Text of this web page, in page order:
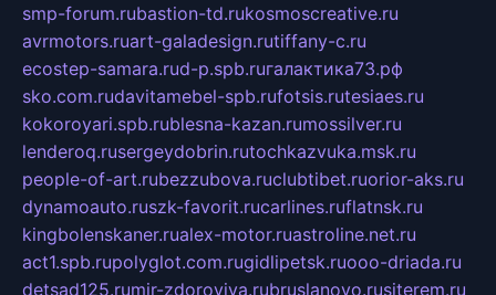
smp-forum.rubastion-td.rukosmoscreative.ru
avrmotors.ruart-galadesign.rutiffany-c.ru
ecostep-samara.rud-p.spb.ruгалактика73.рф
sko.com.rudavitamebel-spb.rufotsis.rutesiaes.ru
kokoroyari.spb.rublesna-kazan.rumossilver.ru
lenderoq.rusergeydobrin.rutochkazvuka.msk.ru
people-of-art.rubezzubova.ruclubtibet.ruorior-aks.ru
dynamoauto.ruszk-favorit.rucarlines.ruflatnsk.ru
kingbolenskaner.rualex-motor.ruastroline.net.ru
act1.spb.rupolyglot.com.rugidlipetsk.ruooo-driada.ru
detsad125.rumir-zdoroviya.rubruslanovo.rusiterem.ru